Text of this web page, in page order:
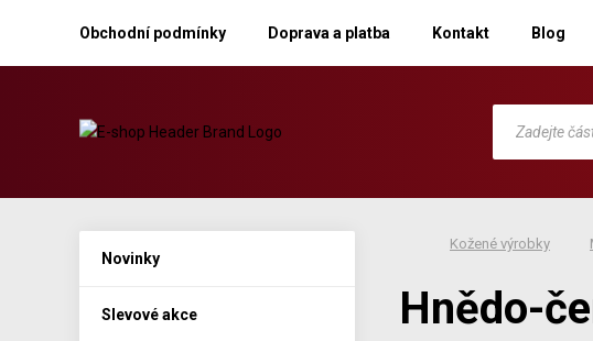
Obchodní podmínky Doprava a platba Kontakt Blog
Kožené výrobky
Hnědo-
Novinky
Slevové akce